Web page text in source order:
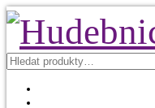
Hledat: